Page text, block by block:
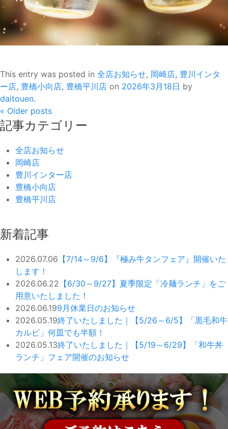
This entry was posted in 全店お知らせ, 岡崎店, 豊川インタ
ー店, 豊橋小向店, 豊橋平川店 on 2026年3月18日 by
daitouen.
« Older posts
記事カテゴリー
全店お知らせ
岡崎店
豊川インター店
豊橋小向店
豊橋平川店
新着記事
2026.07.06 【7/14～9/6】『極み牛タンフェア』開催いた
します！
2026.06.22 【6/30～9/27】夏季限定「冷麺ランチ」をご
用意いたしました！
2026.06.199月休業日のお知らせ
2026.05.19終了いたしました｜【5/26～6/5】「黒毛和牛
カルビ」何皿でも半額！
2026.05.13終了いたしました｜【5/19～6/29】「和牛丼
ランチ」フェア開催のお知らせ